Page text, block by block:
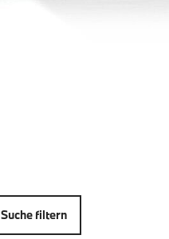
Suche filtern